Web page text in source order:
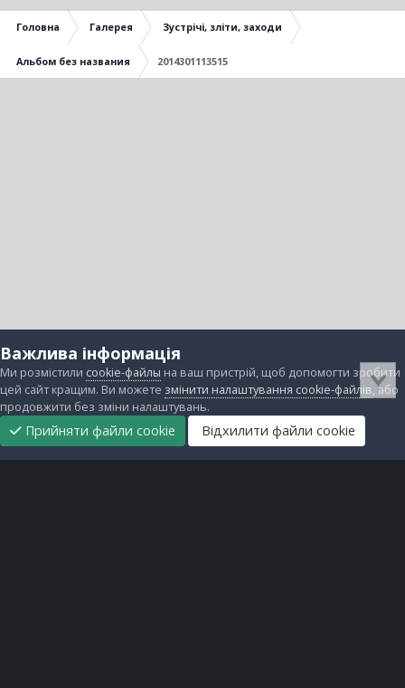
Головна Галерея Зустрічі, зліти, заходи
Альбом без названия 2014301113515
Важлива інформація
Ми розмістили cookie-файлы на ваш пристрій, щоб допомогти зробити
цей сайт кращим. Ви можете змінити налаштування cookie-файлів, або
продовжити без зміни налаштувань.
Прийняти файли cookie Відхилити файли cookie
Головна
Підтримати
нас
Прибрати
рекламу
Завантаження Непрочитані Реєстрація